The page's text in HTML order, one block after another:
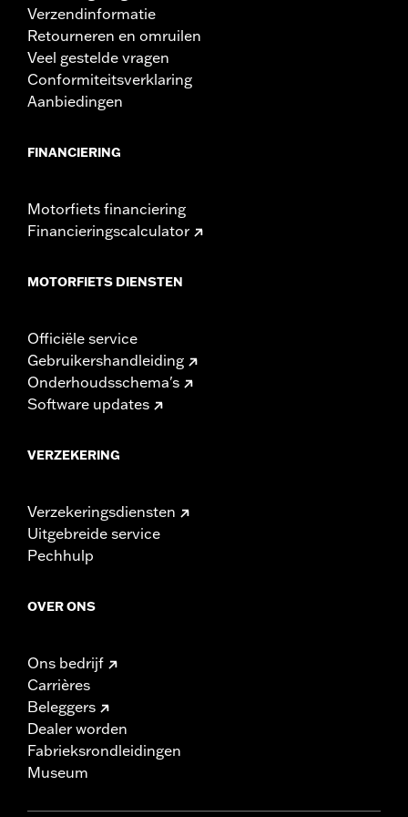
Verzendinformatie
Retourneren en omruilen
Veel gestelde vragen
Conformiteitsverklaring
Aanbiedingen
FINANCIERING
Motorfiets financiering
Financieringscalculator
MOTORFIETS DIENSTEN
Officiële service
Gebruikershandleiding
Onderhoudsschema's
Software updates
VERZEKERING
Verzekeringsdiensten
Uitgebreide service
Pechhulp
OVER ONS
Ons bedrijf
Carrières
Beleggers
Dealer worden
Fabrieksrondleidingen
Museum